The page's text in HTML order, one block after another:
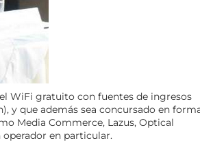
WiFi gratuito con fuentes de ingresos
y que además sea concursado en
Media Commerce, Lazus, Optical
en particular.